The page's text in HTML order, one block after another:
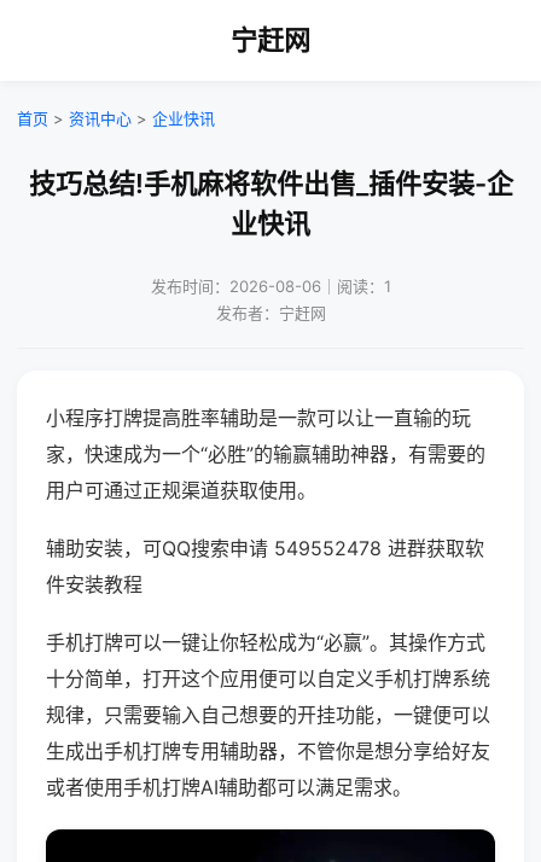
宁赶网
首页 > 资讯中心 > 企业快讯
技巧总结!手机麻将软件出售_插件安装-企
业快讯
发布时间：2026-08-06｜阅读：1
发布者：宁赶网
小程序打牌提高胜率辅助是一款可以让一直输的玩
家，快速成为一个“必胜”的输赢辅助神器，有需要的
用户可通过正规渠道获取使用。
辅助安装，可QQ搜索申请 549552478 进群获取软
件安装教程
手机打牌可以一键让你轻松成为“必赢”。其操作方式
十分简单，打开这个应用便可以自定义手机打牌系统
规律，只需要输入自己想要的开挂功能，一键便可以
生成出手机打牌专用辅助器，不管你是想分享给好友
或者使用手机打牌AI辅助都可以满足需求。